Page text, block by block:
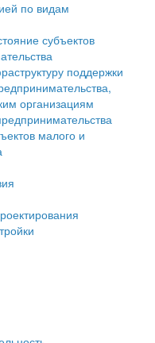
по видам
субъектов
поддержки
организациям
малого и